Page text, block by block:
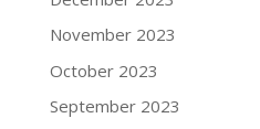
November 2023
October 2023
September 2023